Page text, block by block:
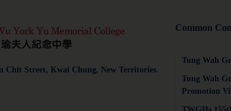
Chit Street, Kwai Chung, New Territories.
Common
Tung Wah
Tung Wah
Promotion